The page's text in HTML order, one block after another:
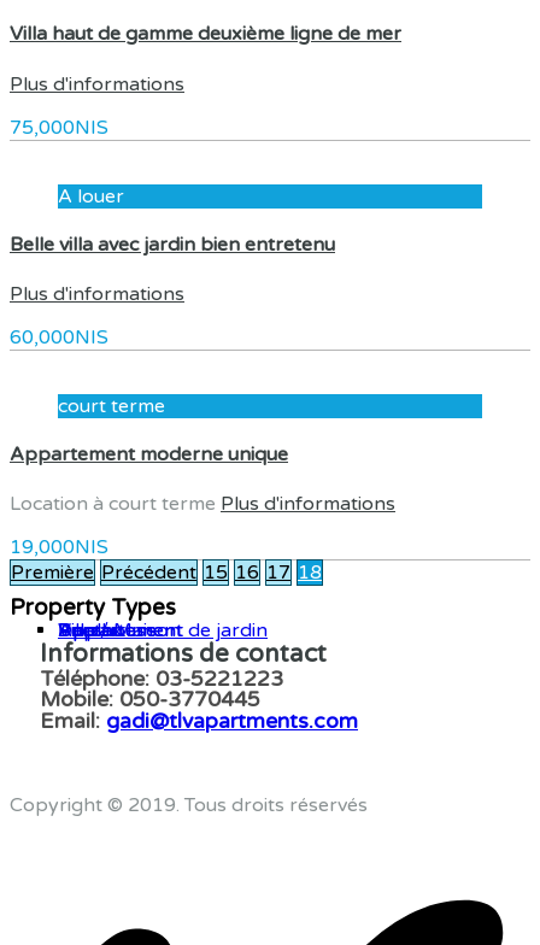
Villa haut de gamme deuxième ligne de mer
Plus d'informations
75,000NIS
A louer
Belle villa avec jardin bien entretenu
Plus d'informations
60,000NIS
court terme
Appartement moderne unique
Location à court terme Plus d'informations
19,000NIS
Première Précédent 15 16 17 18
Property Types
Appartement
Appartement de jardin
Bureau
Duplex
Penthouse
Villa / Maison
Informations de contact
Téléphone: 03-5221223
Mobile: 050-3770445
Email: gadi@tlvapartments.com
Copyright © 2019. Tous droits réservés